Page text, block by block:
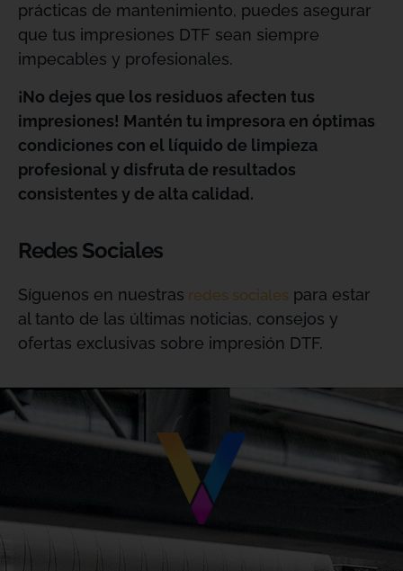
prácticas de mantenimiento, puedes asegurar
que tus impresiones DTF sean siempre
impecables y profesionales.
¡No dejes que los residuos afecten tus
impresiones! Mantén tu impresora en óptimas
condiciones con el líquido de limpieza
profesional y disfruta de resultados
consistentes y de alta calidad.
Redes Sociales
Síguenos en nuestras redes sociales para estar
al tanto de las últimas noticias, consejos y
ofertas exclusivas sobre impresión DTF.